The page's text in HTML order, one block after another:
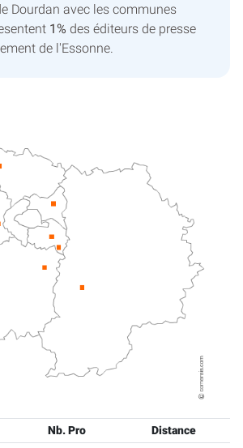
Dourdan avec les communes
1% des éditeurs de presse
de l'Essonne.
Nb. Pro
Distance